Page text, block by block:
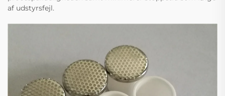
af udstyrsfejl.